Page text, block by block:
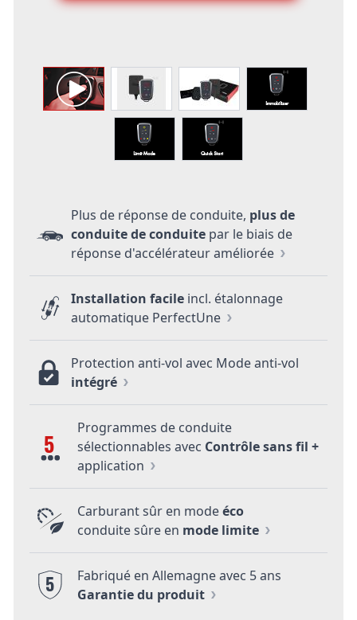
Plus de réponse de conduite, plus de
conduite de conduite par le biais de
réponse d'accélérateur améliorée
Installation facile incl. étalonnage
automatique PerfectUne
Protection anti-vol avec Mode anti-vol
intégré
5
Programmes de conduite
sélectionnables avec Contrôle sans fil +
application
Carburant sûr en modeéco
conduite sûre en mode limite
5
Fabriqué en Allemagne avec 5 ans
Garantie du produit